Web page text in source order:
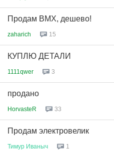
Продам BMX, дешево!
zaharich 15
КУПЛЮ ДЕТАЛИ
1111qwer 3
продано
HorvasteR 33
Продам электровелик
Тимур Иваныч 1